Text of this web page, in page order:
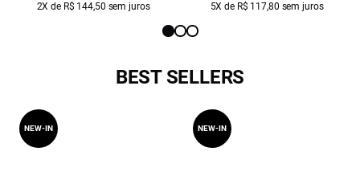
2X de R$ 144,50 sem juros 5X de R$ 117,80 sem juros
BEST SELLERS
NEW-IN NEW-IN